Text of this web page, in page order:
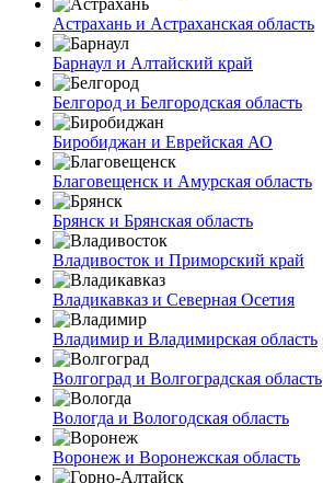
Астрахань и Астраханская область
Барнаул и Алтайский край
Белгород и Белгородская область
Биробиджан и Еврейская АО
Благовещенск и Амурская область
Брянск и Брянская область
Владивосток и Приморский край
Владикавказ и Северная Осетия
Владимир и Владимирская область
Волгоград и Волгоградская область
Вологда и Вологодская область
Воронеж и Воронежская область